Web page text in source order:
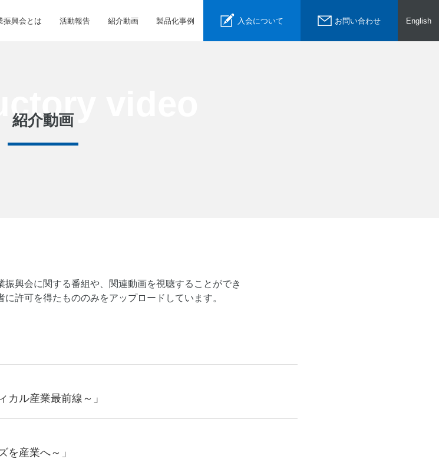
振興会とは 活動報告 紹介動画 製品化事例 入会について お問い合わせ English
紹介動画
興会に関する番組や、関連動画を視聴することができ
許可を得たもののみをアップロードしています。
ル産業最前線～」
を産業へ～」